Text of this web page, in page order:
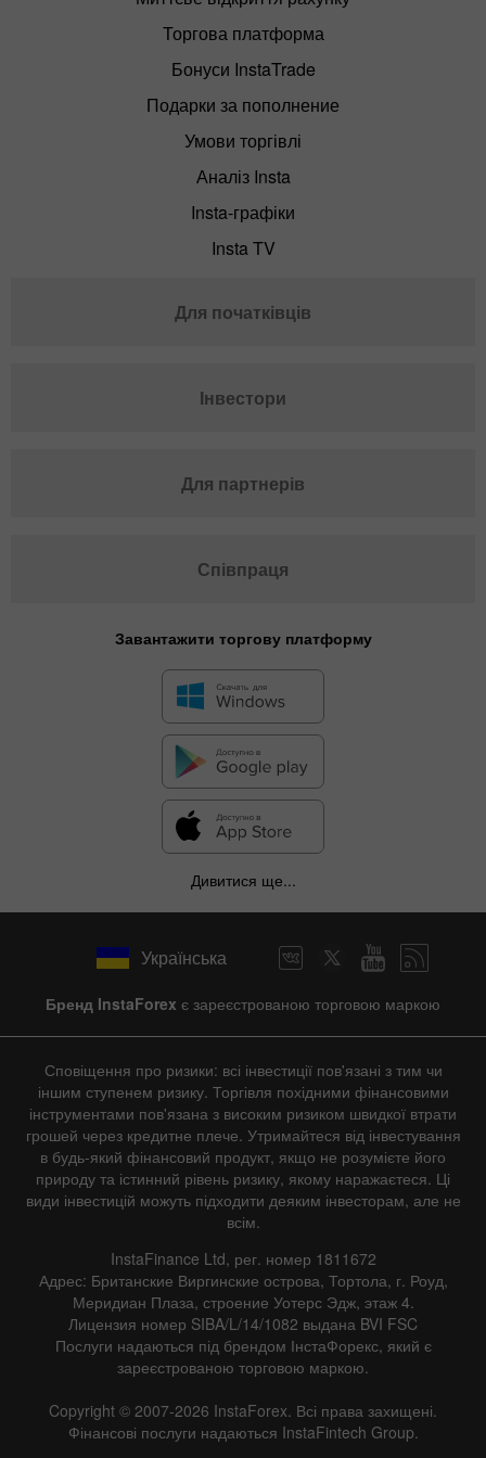
Торгова платформа
Бонуси InstaTrade
Подарки за пополнение
Умови торгівлі
Аналіз Insta
Insta-графіки
Insta TV
Для початківців
Інвестори
Для партнерів
Співпраця
Завантажити торгову платформу
Дивитися ще...
Українська
Бренд InstaForex є зареєстрованою торговою маркою
Сповіщення про ризики: всі інвестиції пов'язані з тим чи
іншим ступенем ризику. Торгівля похідними фінансовими
інструментами пов'язана з високим ризиком швидкої втрати
грошей через кредитне плече. Утримайтеся від інвестування
в будь-який фінансовий продукт, якщо не розумієте його
природу та істинний рівень ризику, якому наражаєтеся. Ці
види інвестицій можуть підходити деяким інвесторам, але не
всім.
InstaFinance Ltd, рег. номер 1811672
Адрес: Британские Виргинские острова, Тортола, г. Роуд,
Меридиан Плаза, строение Уотерс Эдж, этаж 4.
Лицензия номер SIBA/L/14/1082 выдана BVI FSC
Послуги надаються під брендом ІнстаФорекс, який є
зареєстрованою торговою маркою.
Copyright © 2007-2026 InstaForex. Всі права захищені.
Фінансові послуги надаються InstaFintech Group.